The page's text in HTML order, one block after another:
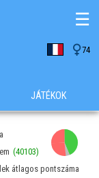
74
☰
JÁTÉKOK
(40103)
átlagos pontszáma